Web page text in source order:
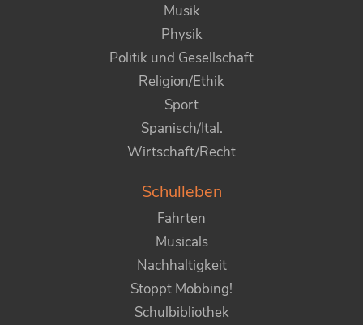
Musik
Physik
Politik und Gesellschaft
Religion/Ethik
Sport
Spanisch/Ital.
Wirtschaft/Recht
Schulleben
Fahrten
Musicals
Nachhaltigkeit
Stoppt Mobbing!
Schulbibliothek